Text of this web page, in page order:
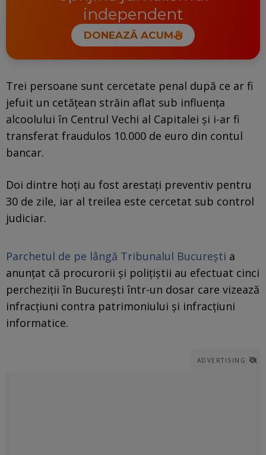
independent
DONEAZĂ ACUM
Trei persoane sunt cercetate penal după ce ar fi
jefuit un cetățean străin aflat sub influența
alcoolului în Centrul Vechi al Capitalei și i-ar fi
transferat fraudulos 10.000 de euro din contul
bancar.
Doi dintre hoţi au fost arestaţi preventiv pentru
30 de zile, iar al treilea este cercetat sub control
judiciar.
Parchetul de pe lângă Tribunalul București a
anunțat că procurorii și polițiștii au efectuat cinci
percheziții în București într-un dosar care vizează
infracțiuni contra patrimoniului și infracțiuni
informatice.
ADVERTISING